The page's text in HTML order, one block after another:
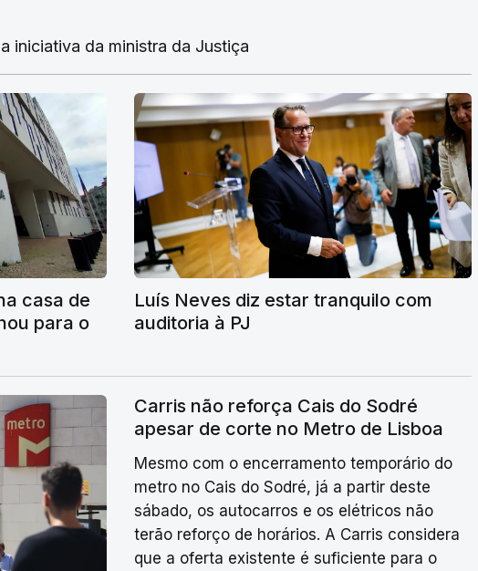
iniciativa da ministra da Justiça
casa de
para o
Luís Neves diz estar tranquilo com
auditoria à PJ
Carris não reforça Cais do Sodré
apesar de corte no Metro de Lisboa
Mesmo com o encerramento temporário do
metro no Cais do Sodré, já a partir deste
sábado, os autocarros e os elétricos não
terão reforço de horários. A Carris considera
que a oferta existente é suficiente para o